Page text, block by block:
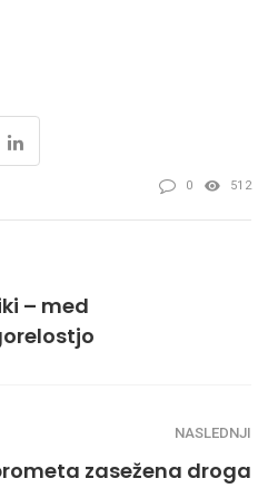
0 512
– med
NASLEDNJI
zasežena droga